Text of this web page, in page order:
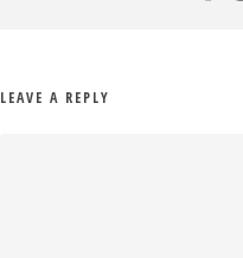
LEAVE A REPLY